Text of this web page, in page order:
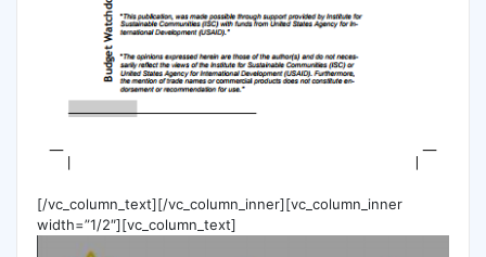
[/vc_column_text][/vc_column_inner][vc_column_inner
width=”1/2″][vc_column_text]